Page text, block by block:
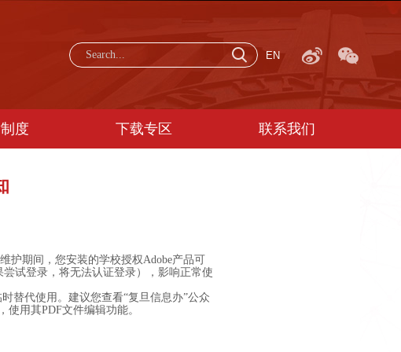
EN
度 下载专区 联系我们
护期间，您安装的学校授权Adobe产品可
试登录，将无法认证登录），影响正常使
替代使用。建议您查看“复旦信息办”公众
使用其PDF文件编辑功能。